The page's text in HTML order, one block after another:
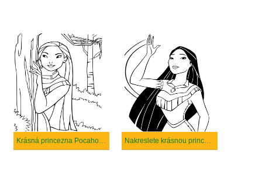
Krásná princezna Pocahontas Nakreslete krásnou princeznu Pocahontas